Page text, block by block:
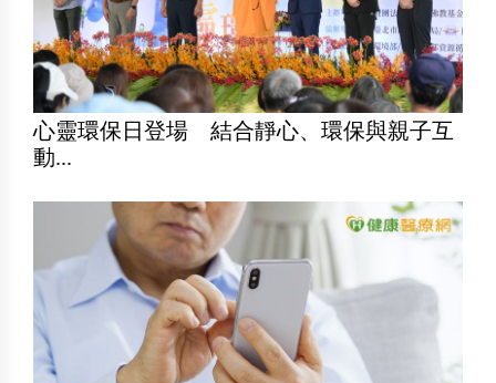
心靈環保日登場 結合靜心、環保與親子互
動...